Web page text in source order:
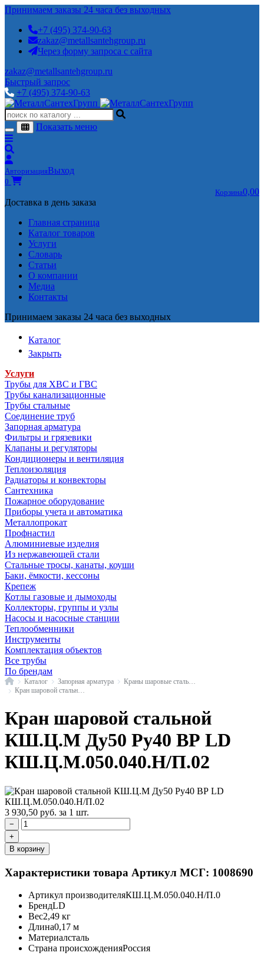
Принимаем заказы 24 часа без выходных
+7 (495) 374-90-63
zakaz@metallsantehgroup.ru
Через форму запроса с сайта
zakaz@metallsantehgroup.ru
Быстрый запрос
+7 (495) 374-90-63
Показать меню
АвторизацияВыход
0
Корзина0,00
Доставка в день заказа
Главная страница
Каталог товаров
Услуги
Словарь
Статьи
О компании
Медиа
Контакты
Принимаем заказы 24 часа без выходных
Каталог
Закрыть
Услуги
Трубы для ХВС и ГВС
Трубы канализационные
Трубы стальные
Соединение труб
Запорная арматура
Фильтры и грязевики
Клапаны и регуляторы
Кондиционеры и вентиляция
Теплоизоляция
Радиаторы и конвекторы
Сантехника
Пожарное оборудование
Приборы учета и автоматика
Металлопрокат
Профнастил
Алюминиевые изделия
Из нержавеющей стали
Стальные тросы, канаты, коуши
Баки, ёмкости, кессоны
Крепеж
Котлы газовые и дымоходы
Коллекторы, группы и узлы
Насосы и насосные станции
Теплообменники
Инструменты
Комплектация объектов
Все трубы
По брендам
ГлавнаяКаталог Запорная арматура
Кран шаровой стальной КШ.Ц.М в/р LD
Кран шаровой стальной
КШ.Ц.М Ду50 Ру40 ВР LD
КШ.Ц.М.050.040.Н/П.02
3 930,50 руб. за 1 шт.
−
+
В корзину
Характеристики товара Артикул МСГ: 1008690
Артикул производителяКШ.Ц.М.050.040.Н/П.0
БрендLD
Вес2,49 кг
Длина0,17 м
Материалсталь
Страна происхожденияРоссия